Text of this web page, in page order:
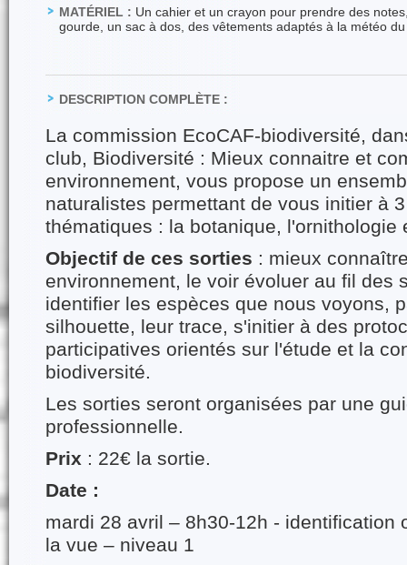
MATÉRIEL : Un cahier et un crayon pour prendre des
gourde, un sac à dos, des vêtements adaptés à la météo
DESCRIPTION COMPLÈTE :
La commission EcoCAF-biodiversité,
club, Biodiversité : Mieux connaitre et
environnement, vous propose un
naturalistes permettant de vous initier à
thématiques : la botanique, l'ornithologie
Objectif de ces sorties : mieux
environnement, le voir évoluer au fil des
identifier les espèces que nous voyons,
silhouette, leur trace, s'initier à des
participatives orientés sur l'étude et la
biodiversité.
Les sorties seront organisées par une
professionnelle.
Prix : 22€ la sortie.
Date :
mardi 28 avril – 8h30-12h - identification
la vue – niveau 1